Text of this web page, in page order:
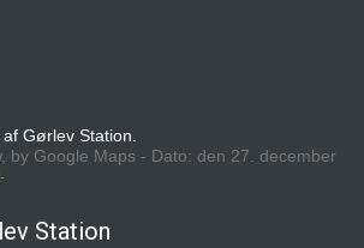
Gørlev Station.
by Google Maps - Dato: den 27. december
Station